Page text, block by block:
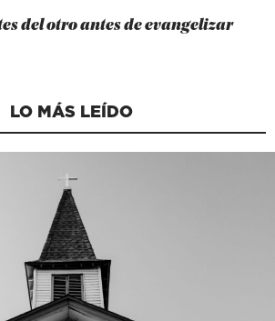
del otro antes de evangelizar
LO MÁS LEÍDO